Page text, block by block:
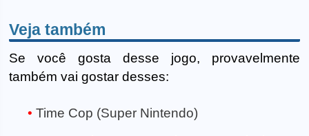
Veja também
Se você gosta desse jogo, provavelmente
também vai gostar desses:
Time Cop (Super Nintendo)